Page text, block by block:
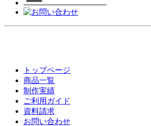
トップページ
商品一覧
制作実績
ご利用ガイド
資料請求
お問い合わせ